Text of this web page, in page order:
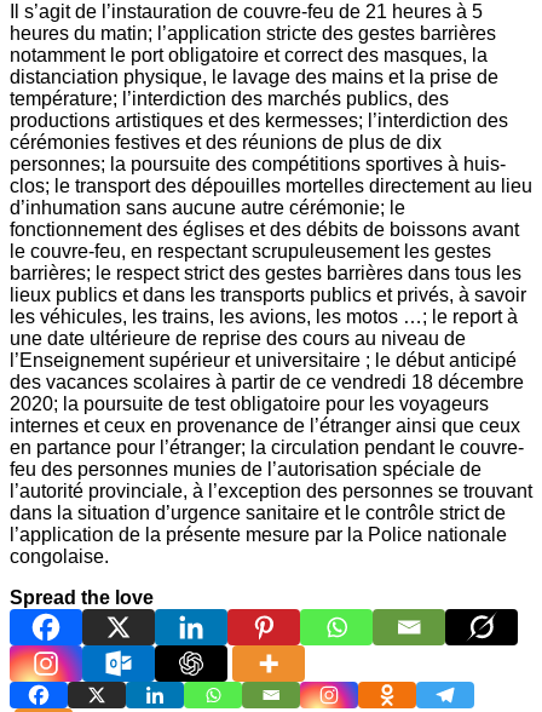
Il s’agit de l’instauration de couvre-feu de 21 heures à 5
heures du matin; l’application stricte des gestes barrières
notamment le port obligatoire et correct des masques, la
distanciation physique, le lavage des mains et la prise de
température; l’interdiction des marchés publics, des
productions artistiques et des kermesses; l’interdiction des
cérémonies festives et des réunions de plus de dix
personnes; la poursuite des compétitions sportives à huis-
clos; le transport des dépouilles mortelles directement au lieu
d’inhumation sans aucune autre cérémonie; le
fonctionnement des églises et des débits de boissons avant
le couvre-feu, en respectant scrupuleusement les gestes
barrières; le respect strict des gestes barrières dans tous les
lieux publics et dans les transports publics et privés, à savoir
les véhicules, les trains, les avions, les motos …; le report à
une date ultérieure de reprise des cours au niveau de
l’Enseignement supérieur et universitaire ; le début anticipé
des vacances scolaires à partir de ce vendredi 18 décembre
2020; la poursuite de test obligatoire pour les voyageurs
internes et ceux en provenance de l’étranger ainsi que ceux
en partance pour l’étranger; la circulation pendant le couvre-
feu des personnes munies de l’autorisation spéciale de
l’autorité provinciale, à l’exception des personnes se trouvant
dans la situation d’urgence sanitaire et le contrôle strict de
l’application de la présente mesure par la Police nationale
congolaise.
Spread the love